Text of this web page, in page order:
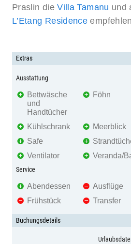
Praslin dieVilla Tamanu und
L’Etang Residence
Extras
Ausstattung
Bettwäsche
und
Handtücher
Föhn
Kühlschrank Meerblick
Safe
Ventilator
Veranda/
Service
Abendessen Ausflüge
Frühstück
Transfer
Buchungsdetails